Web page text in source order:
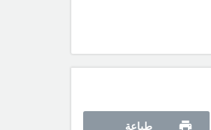
طباعة